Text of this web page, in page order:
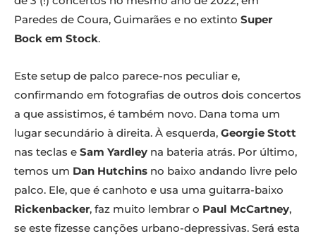
Paredes de Coura, Guimarães e no extinto Super
Bock em Stock.
Este setup de palco parece-nos peculiar e,
confirmando em fotografias de outros dois concertos
a que assistimos, é também novo. Dana toma um
lugar secundário à direita. À esquerda, Georgie Stott
nas teclas e Sam Yardley na bateria atrás. Por último,
temos um Dan Hutchins no baixo andando livre pelo
palco. Ele, que é canhoto e usa uma guitarra-baixo
Rickenbacker, faz muito lembrar o Paul McCartney,
se este fizesse canções urbano-depressivas. Será esta